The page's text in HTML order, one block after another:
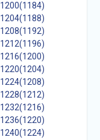
1200(1184)
1204(1188)
1208(1192)
1212(1196)
1216(1200)
1220(1204)
1224(1208)
1228(1212)
1232(1216)
1236(1220)
1240(1224)